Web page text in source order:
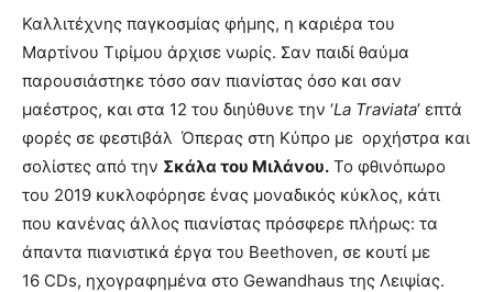
Καλλιτέχνης παγκοσμίας φήμης, η καριέρα του
Μαρτίνου Τιρίμου άρχισε νωρίς. Σαν παιδί θαύμα
παρουσιάστηκε τόσο σαν πιανίστας όσο και σαν
μαέστρος, και στα 12 του διηύθυνε την ‘La Traviata’ επτά
φορές σε φεστιβάλ Όπερας στη Κύπρο με ορχήστρα και
σολίστες από την Σκάλα του Μιλάνου. Το φθινόπωρο
του 2019 κυκλοφόρησε ένας μοναδικός κύκλος, κάτι
που κανένας άλλος πιανίστας πρόσφερε πλήρως: τα
άπαντα πιανιστικά έργα του Beethoven, σε κουτί με
16 CDs, ηχογραφημένα στο Gewandhaus της Λειψίας.